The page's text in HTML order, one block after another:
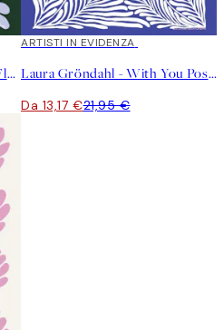
Laura Gröndahl - Evergreen Flower Poster
40%*
ARTISTI IN EVIDENZA
Laura Gröndahl - With You Poster
Da 13,17 €21,95 €